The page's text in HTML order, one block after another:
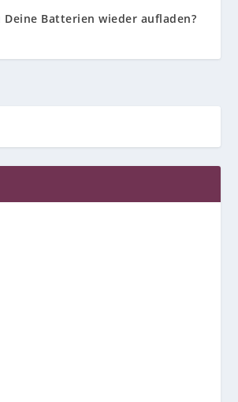
Deine Batterien wieder aufladen?